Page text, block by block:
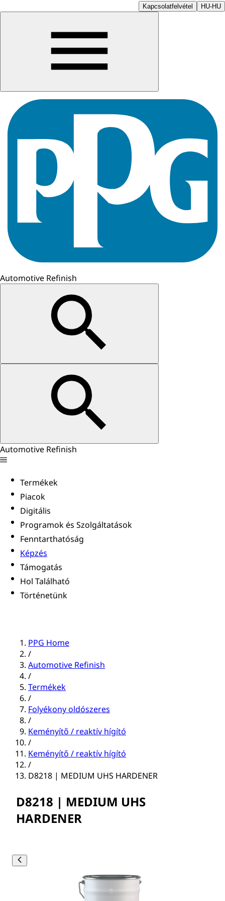
Kapcsolatfelvétel HU-HU
Automotive Refinish
Automotive Refinish
Termékek
Piacok
Digitális
Programok és Szolgáltatások
Fenntarthatóság
Képzés
Támogatás
Hol Található
Történetünk
PPG Home
/
Automotive Refinish
/
Termékek
/
Folyékony oldószeres
/
Keményítő / reaktív hígító
/
Keményítő / reaktív hígító
/
D8218 | MEDIUM UHS HARDENER
D8218 | MEDIUM UHS
HARDENER